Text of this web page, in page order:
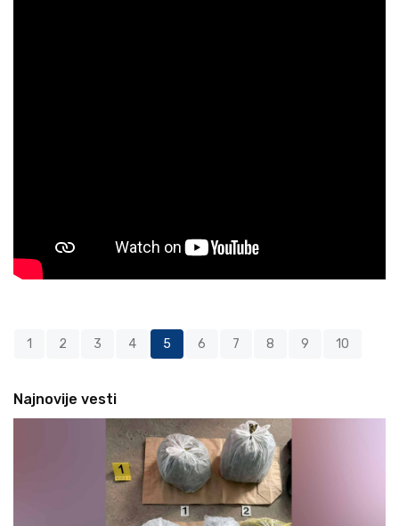
1 2 3 4 5 6 7 8 9 10
Najnovije vesti